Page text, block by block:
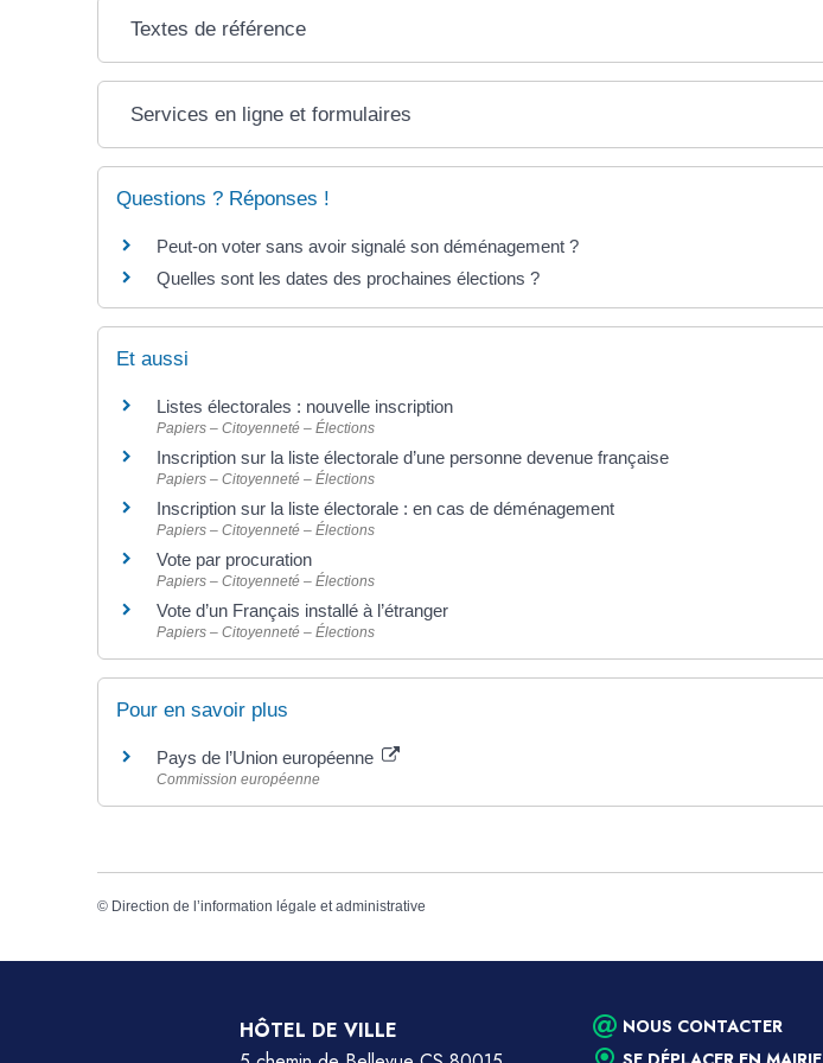
Textes de référence
Services en ligne et formulaires
Questions ? Réponses !
Peut-on voter sans avoir signalé son déménagement ?
Quelles sont les dates des prochaines élections ?
Et aussi
Listes électorales : nouvelle inscription
Papiers – Citoyenneté – Élections
Inscription sur la liste électorale d’une personne devenue française
Papiers – Citoyenneté – Élections
Inscription sur la liste électorale : en cas de déménagement
Papiers – Citoyenneté – Élections
Vote par procuration
Papiers – Citoyenneté – Élections
Vote d’un Français installé à l’étranger
Papiers – Citoyenneté – Élections
Pour en savoir plus
Pays de l’Union européenne
Commission européenne
© Direction de l’information légale et administrative
HÔTEL DE VILLE
NOUS CONTACTER